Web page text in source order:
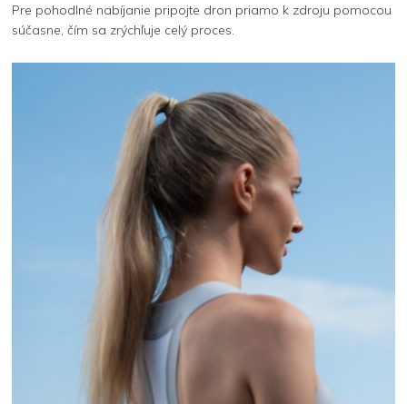
Pre pohodlné nabíjanie pripojte dron priamo k zdroju pomocou
súčasne, čím sa zrýchľuje celý proces.